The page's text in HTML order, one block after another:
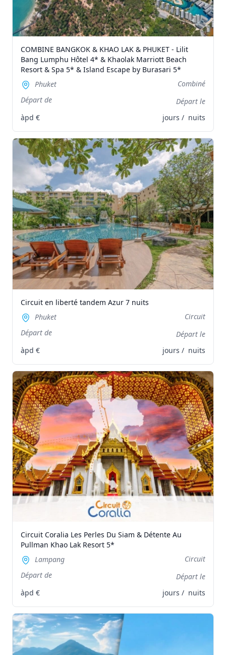
COMBINE BANGKOK & KHAO LAK & PHUKET - Lilit
Bang Lumphu Hôtel 4* & Khaolak Marriott Beach
Resort & Spa 5* & Island Escape by Burasari 5*
Phuket
Combiné
Départ de
Départ le
àpd € jours / nuits
Circuit en liberté tandem Azur 7 nuits
Phuket
Circuit
Départ de
Départ le
àpd € jours / nuits
Circuit Coralia Les Perles Du Siam & Détente Au
Pullman Khao Lak Resort 5*
Lampang
Circuit
Départ de
Départ le
àpd € jours / nuits